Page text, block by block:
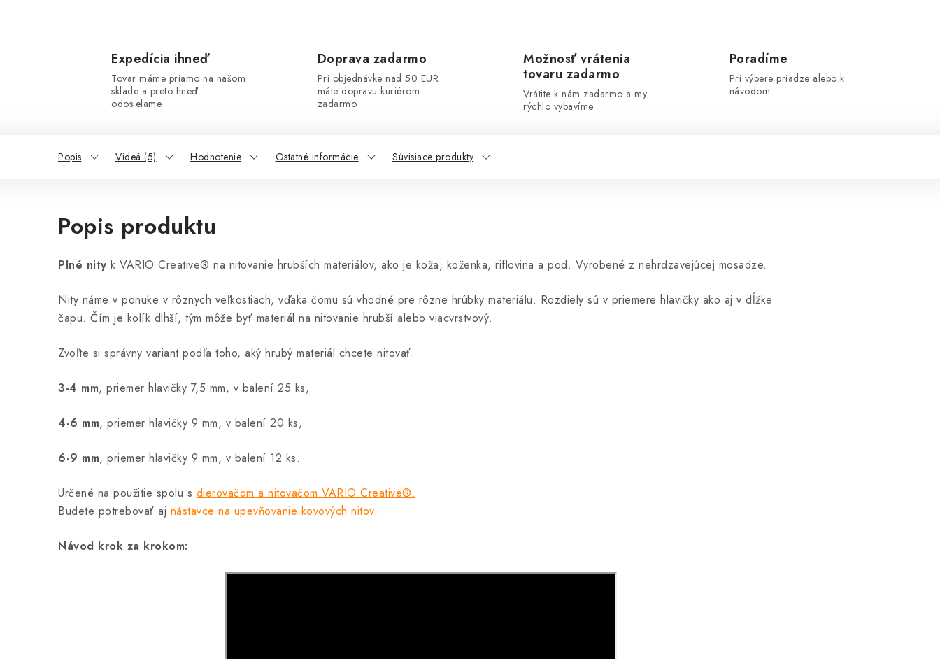
Expedícia ihneď
Tovar máme priamo na našom
sklade a preto hneď
odosielame.
Doprava zadarmo
Pri objednávke nad 50 EUR
máte dopravu kuriérom
zadarmo.
Možnosť vrátenia
tovaru zadarmo
Vrátite k nám zadarmo a my
rýchlo vybavíme.
Poradíme
Pri výbere priadze alebo k
návodom.
Popis Videá (5) Hodnotenie Ostatné informácie Súvisiace produkty
Popis produktu
Plné nity k VARIO Creative® na nitovanie hrubších materiálov, ako je koža, koženka, riflovina a pod. Vyrobené z nehrdzavejúcej mosadze.
Nity náme v ponuke v rôznych veľkostiach, vďaka čomu sú vhodné pre rôzne hrúbky materiálu. Rozdiely sú v priemere hlavičky ako aj v dĺžke
čapu. Čím je kolík dlhší, tým môže byť materiál na nitovanie hrubší alebo viacvrstvový.
Zvoľte si správny variant podľa toho, aký hrubý materiál chcete nitovať:
3-4 mm, priemer hlavičky 7,5 mm, v balení 25 ks,
4-6 mm, priemer hlavičky 9 mm, v balení 20 ks,
6-9 mm, priemer hlavičky 9 mm, v balení 12 ks.
Určené na použitie spolu s dierovačom a nitovačom VARIO Creative®.
Budete potrebovať aj nástavce na upevňovanie kovových nitov.
Návod krok za krokom: